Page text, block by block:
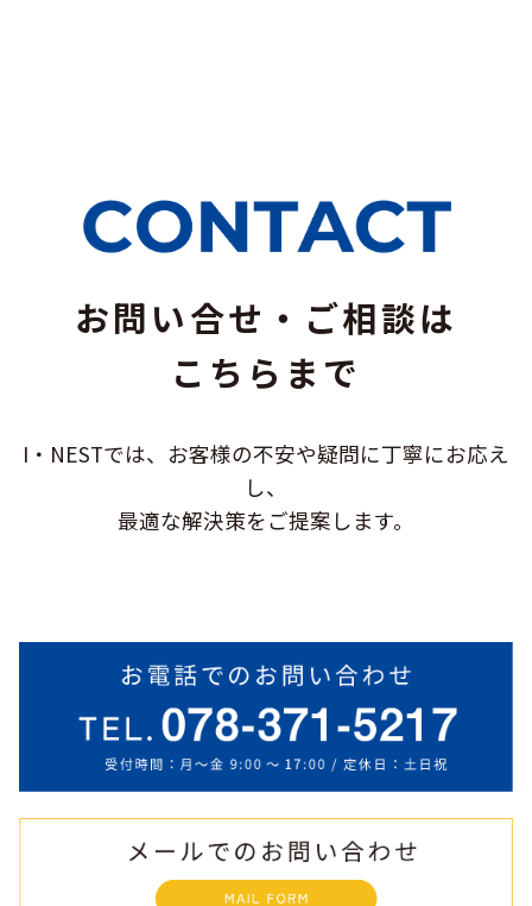
お問い合せ・ご相談は
こちらまで
I・NESTでは、お客様の不安や疑問に丁寧にお応え
し、
最適な解決策をご提案します。